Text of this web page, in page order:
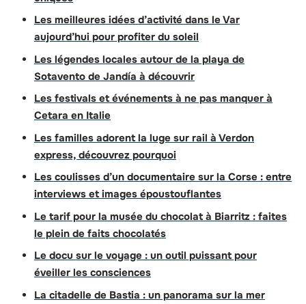
Les meilleures idées d’activité dans le Var
aujourd’hui pour profiter du soleil
Les légendes locales autour de la playa de
Sotavento de Jandía à découvrir
Les festivals et événements à ne pas manquer à
Cetara en Italie
Les familles adorent la luge sur rail à Verdon
express, découvrez pourquoi
Les coulisses d’un documentaire sur la Corse : entre
interviews et images époustouflantes
Le tarif pour la musée du chocolat à Biarritz : faites
le plein de faits chocolatés
Le docu sur le voyage : un outil puissant pour
éveiller les consciences
La citadelle de Bastia : un panorama sur la mer